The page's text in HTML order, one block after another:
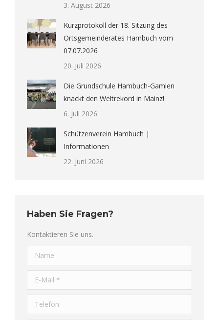
3. August 2026
Kurzprotokoll der 18. Sitzung des
Ortsgemeinderates Hambuch vom
07.07.2026
20. Juli 2026
Die Grundschule Hambuch-Gamlen
knackt den Weltrekord in Mainz!
6. Juli 2026
Schützenverein Hambuch |
Informationen
22. Juni 2026
Haben Sie Fragen?
Kontaktieren Sie uns.
Name
E-Mail *
Telefon